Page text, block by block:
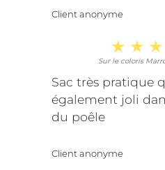
Client anonyme
Sur le coloris
Sac très pratique
également joli
du poêle
Client anonyme